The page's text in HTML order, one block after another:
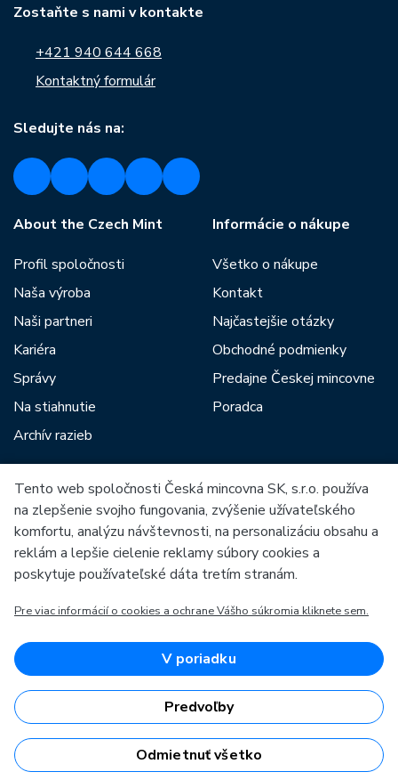
Zostaňte s nami v kontakte
+421 940 644 668
Kontaktný formulár
Sledujte nás na:
About the Czech Mint
Profil spoločnosti
Naša výroba
Naši partneri
Kariéra
Správy
Na stiahnutie
Archív razieb
Informácie o nákupe
Všetko o nákupe
Kontakt
Najčastejšie otázky
Obchodné podmienky
Predajne Českej mincovne
Poradca
Medzi našich partnerov patria:
Európska únia
OP Podnikanie a inovácie pre konkurencieschopnosť
Európsky fond pre regionálny rozvoj
Česká mincovna, a.s. & Česká mincovna SK, s.r.o. © 1993 - 2026
Tento web spoločnosti Česká mincovna SK, s.r.o. používa
na zlepšenie svojho fungovania, zvýšenie užívateľského
komfortu, analýzu návštevnosti, na personalizáciu obsahu a
reklám a lepšie cielenie reklamy súbory cookies a
poskytuje používateľské dáta tretím stranám.
Pre viac informácií o cookies a ochrane Vášho súkromia kliknete sem.
V poriadku
Predvoľby
Odmietnuť všetko